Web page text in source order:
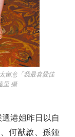
留意「我最喜愛佳
里 攝
港姐昨日以自
何猷啟、孫鍾